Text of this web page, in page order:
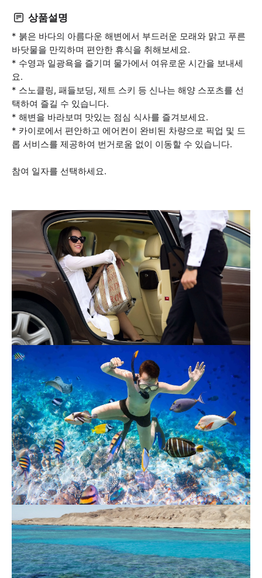
상품설명
* 붉은 바다의 아름다운 해변에서 부드러운 모래와 맑고 푸른
바닷물을 만끽하며 편안한 휴식을 취해보세요.
* 수영과 일광욕을 즐기며 물가에서 여유로운 시간을 보내세
요.
* 스노클링, 패들보딩, 제트 스키 등 신나는 해양 스포츠를 선
택하여 즐길 수 있습니다.
* 해변을 바라보며 맛있는 점심 식사를 즐겨보세요.
* 카이로에서 편안하고 에어컨이 완비된 차량으로 픽업 및 드
롭 서비스를 제공하여 번거로움 없이 이동할 수 있습니다.
참여 일자를 선택하세요.